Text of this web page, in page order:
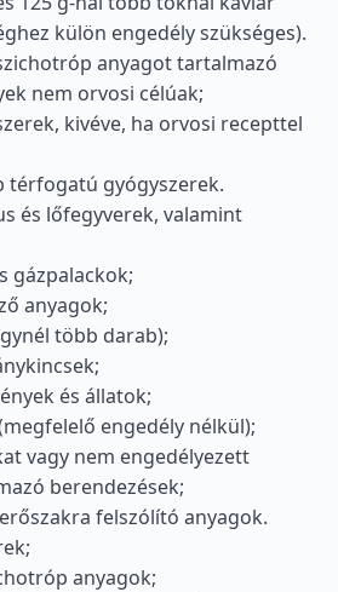
külön engedély szükséges).
anyagot tartalmazó
nem orvosi célúak;
kivéve, ha orvosi recepttel
térfogatú gyógyszerek.
és lőfegyverek, valamint
gázpalackok;
anyagok;
több darab);
és állatok;
engedély nélkül);
vagy nem engedélyezett
berendezések;
felszólító anyagok.
anyagok;